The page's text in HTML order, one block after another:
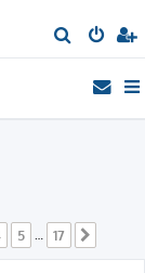
o
5 17